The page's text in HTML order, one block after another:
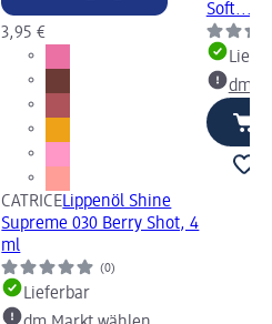
3,95 €
CATRICELippenöl Shine
Supreme 030 Berry Shot, 4
ml
(0)
Lieferbar
Soft...,
dm